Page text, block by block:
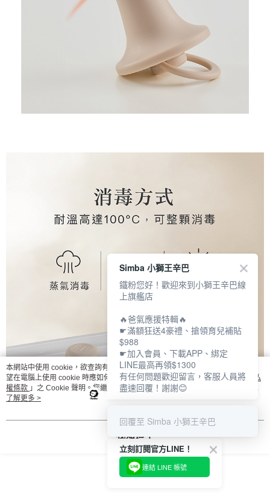
本網站中使用 cookie，欲查詢有關本網站使用 cookie 方式之詳情，及若您不希
望在電腦上使用 cookie 時應如何變更電腦的 cookie 設定，請參閱本網站「
隱私
權條款 」之 Cookie 聲明。您繼續使用本網站即表示您同意本公司得按本網站使
用條款之 Cookie 聲明使用 cookie。
了解更多 >
我知道了
立刻訂閱官方LINE！
連結 LINE 帳號
Simba 小獅王辛巴
鐵粉您好！歡迎來到小獅王辛巴線
上旗艦店
🔥爸氣應援特輯🔥
☛滿額狂送4豪禮、搶領育兒補貼
$988
☛加入會員、下載APP、綁定
LINE最高再領$1300
有任何問題歡迎留言，客服人員將
盡速回覆！謝謝😊
回覆至 Simba 小獅王辛巴